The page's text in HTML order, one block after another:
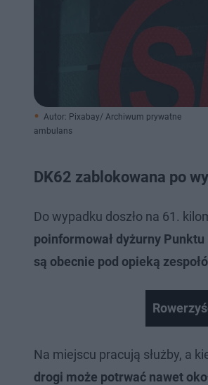
Autor: Pixabay/ Archiwum prywatne
ambulans
DK62 zablokowana po
Do wypadku doszło na 61.
poinformował dyżurny
są obecnie pod opieką
Na miejscu pracują służby, a
drogi może potrwać nawet